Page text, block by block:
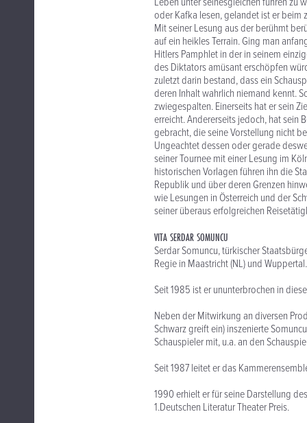
oder Kafka lesen, gelandet ist er beim
Mit seiner Lesung aus der berühmt
auf ein heikles Terrain. Ging man
Hitlers Pamphlet in der in seinem
des Diktators amüsant erschöpfen
zuletzt darin bestand, dass ein
deren Inhalt wahrlich niemand kennt.
zwiegespalten. Einerseits hat er sein
erreicht. Andererseits jedoch, hat sein
gebracht, die seine Vorstellung nicht
Ungeachtet dessen oder gerade
seiner Tournee mit einer Lesung im
historischen Vorlagen führen ihn die
Republik und über deren Grenzen
wie Lesungen in Österreich und der
seiner überaus erfolgreichen
VITA SERDAR SOMUNCU
Serdar Somuncu, türkischer
Regie in Maastricht (NL) und Wuppertal.
Seit 1985 ist er ununterbrochen in
Neben der Mitwirkung an diversen
Schwarz greift ein) inszenierte
Schauspieler mit, u.a. an den
Seit 1987 leitet er das
1990 erhielt er für seine Darstellung
1.Deutschen Literatur Theater Preis.